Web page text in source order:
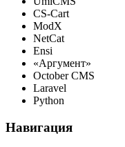
CS-Cart
ModX
NetCat
Ensi
«Аргумент»
October CMS
Laravel
Python
Навигация